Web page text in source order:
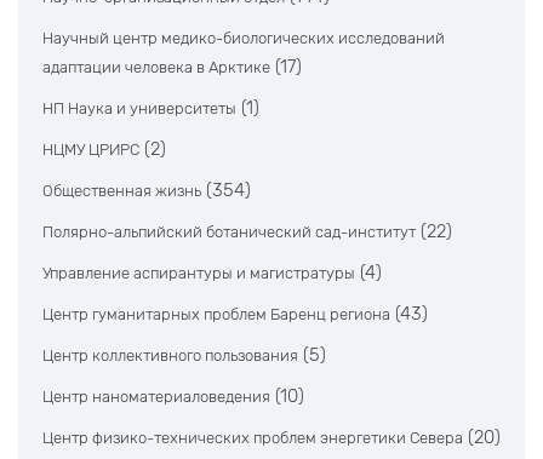
Научный центр медико-биологических исследований
адаптации человека в Арктике (17)
НП Наука и университеты (1)
НЦМУ ЦРИРС (2)
Общественная жизнь (354)
Полярно-альпийский ботанический сад-институт (22)
Управление аспирантуры и магистратуры (4)
Центр гуманитарных проблем Баренц региона (43)
Центр коллективного пользования (5)
Центр наноматериаловедения (10)
Центр физико-технических проблем энергетики Севера (20)